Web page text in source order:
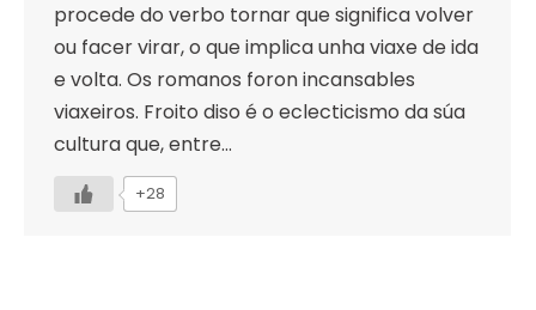
procede do verbo tornar que significa volver
ou facer virar, o que implica unha viaxe de ida
e volta. Os romanos foron incansables
viaxeiros. Froito diso é o eclecticismo da súa
cultura que, entre…
+28